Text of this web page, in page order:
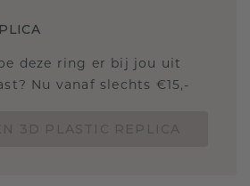
deze ring er bij jou uit
Nu vanaf slechts €15,-